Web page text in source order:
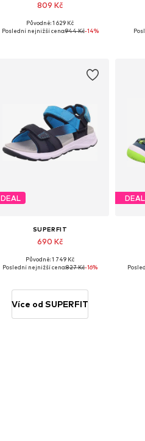
809 Kč
Původně: 1 629 Kč
Poslední nejnižší cena:944 Kč-14%
DEAL
SUPERFIT
690 Kč
Dostupné v mnoha velikostech
Původně: 1 749 Kč
Poslední nejnižší cena:827 Kč-16%
DEAL
Více od SUPERFIT